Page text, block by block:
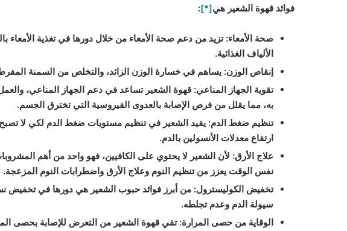
فوائد قهوة الشعير هي[*]
:
صحة الأمعاء: تزيد من دعم صحة الأمعاء من خلال دورها في تغذية الأمعاء
الألياف الغذائية.
إنقاص الوزن: يساهم في خسارة الوزن الزائد، والتخلص من السمنة
تقوية الجهاز المناعي: قهوة الشعير تساعد في دعم الجهاز المناعي،
به، مما يقلل من فرص الإصابة بالعدوى الفيروسية التي تخترق الجسم.
تنظيم ضغط الدم: يفيد الشعير في تنظيم مستويات ضغط الدم لكي لا
ارتفاع معدلات الأنسولين بالدم.
علاج الأرق: لأن الشعير لا يحتوي على الكافيين، فهو واحد من أهم
نفس الوقت يعزز من تنظيم النوم وعلاج الأرق واضطرابات النوم المزعجة.
تخفيض الكوليسترول: من أبرز فوائد حبوب الشعير هي دورها في تخفيض
سيولة الدم وعدم تجلطه.
الوقاية من حصى المرارة: تقي قهوة الشعير من التعرض للإصابة بحصى